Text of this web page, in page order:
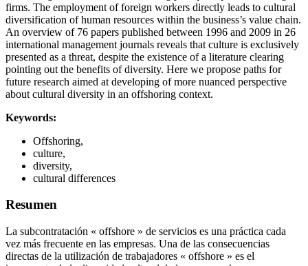
firms. The employment of foreign workers directly leads to cultural
diversification of human resources within the business’s value chain.
An overview of 76 papers published between 1996 and 2009 in 26
international management journals reveals that culture is exclusively
presented as a threat, despite the existence of a literature clearing
pointing out the benefits of diversity. Here we propose paths for
future research aimed at developing of more nuanced perspective
about cultural diversity in an offshoring context.
Keywords:
Offshoring,
culture,
diversity,
cultural differences
Resumen
La subcontratación « offshore » de servicios es una práctica cada
vez más frecuente en las empresas. Una de las consecuencias
directas de la utilización de trabajadores « offshore » es el